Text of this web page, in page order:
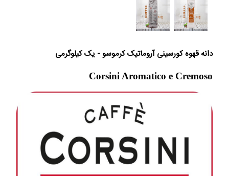
دانه قهوه کورسینی آروماتیک کرموسو - یک کیلوگرمی
Corsini Aromatico e Cremoso